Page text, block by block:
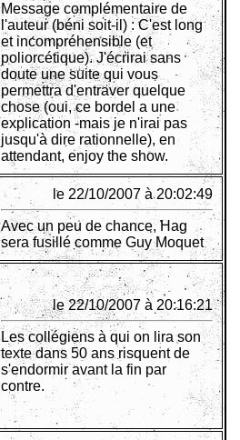
Message complémentaire de
l'auteur (béni soit-il) : C'est long
et incompréhensible (et
poliorcétique). J'écrirai sans
doute une suite qui vous
permettra d'entraver quelque
chose (oui, ce bordel a une
explication -mais je n'irai pas
jusqu'à dire rationnelle), en
attendant, enjoy the show.
le 22/10/2007 à 20:02:49
Avec un peu de chance, Hag
sera fusillé comme Guy Moquet
le 22/10/2007 à 20:16:21
Les collégiens à qui on lira son
texte dans 50 ans risquent de
s'endormir avant la fin par
contre.